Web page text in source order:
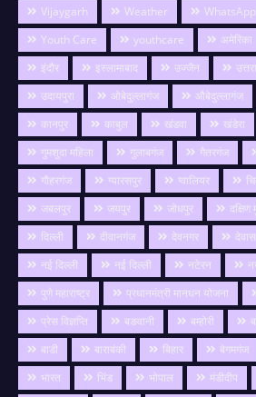
Vijaygarh
Weather WhatsApp
Youth Care
youthcare अमेरिका
इंदौर
इस्लामाबाद उज्जैन
उदायपुरा
ओबेदुल्लागंज औबेदुल्लागंज
कानपुर
काबुल खंडवा खंडेरा
गुमशुदा महिला
गुलाबगंज गैतरगंज
गौहरगंज
ग्यारसपुर ग्वालियर
जबलपुर
जयपुर जोधपुर दक्षिण
दिल्ली
दीवानगंज देवनगर देवास
नई दिल्ली
नई दिल्ली नटेरन
पुणे महाराष्ट्र
प्रधानमंत्री मानधन योजना
प्रेस विज्ञप्ति
बङवानी बम्होरी
बाडी
बाराबंकी बिहार बेगमगंज
भारत
भिंड भोपाल मंडीदीप